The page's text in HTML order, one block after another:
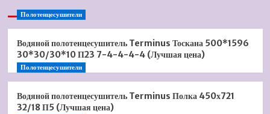
Полотенцесушители
Водяной полотенцесушитель Terminus Тоскана 500*1596
30*30/30*10 П23 7-4-4-4-4 (Лучшая цена)
Полотенцесушители
Водяной полотенцесушитель Terminus Полка 450х721
32/18 П5 (Лучшая цена)